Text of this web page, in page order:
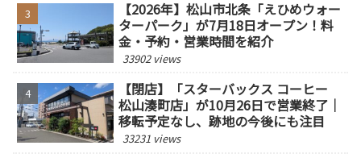
【2026年】松山市北条「えひめウォー
ターパーク」が7月18日オープン！料
金・予約・営業時間を紹介
33902 views
【閉店】「スターバックス コーヒー
松山湊町店」が10月26日で営業終了｜
移転予定なし、跡地の今後にも注目
33231 views